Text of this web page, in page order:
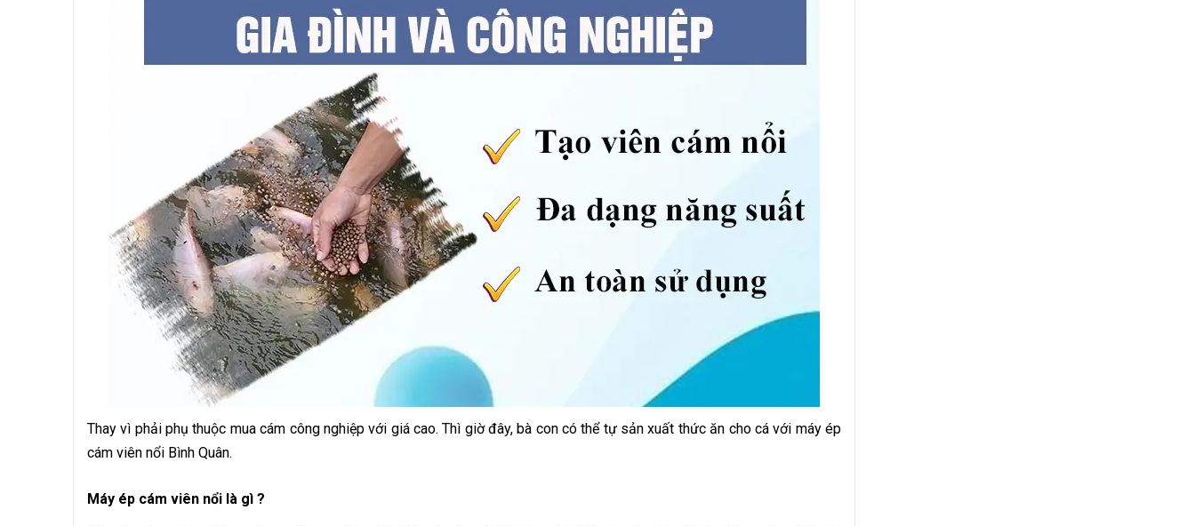
Thay vì phải phụ thuộc mua cám công nghiệp với giá cao. Thì giờ đây, bà con có thể tự sản xuất thức ăn cho cá với máy ép
cám viên nổi Bình Quân.
Máy ép cám viên nổi là gì ?